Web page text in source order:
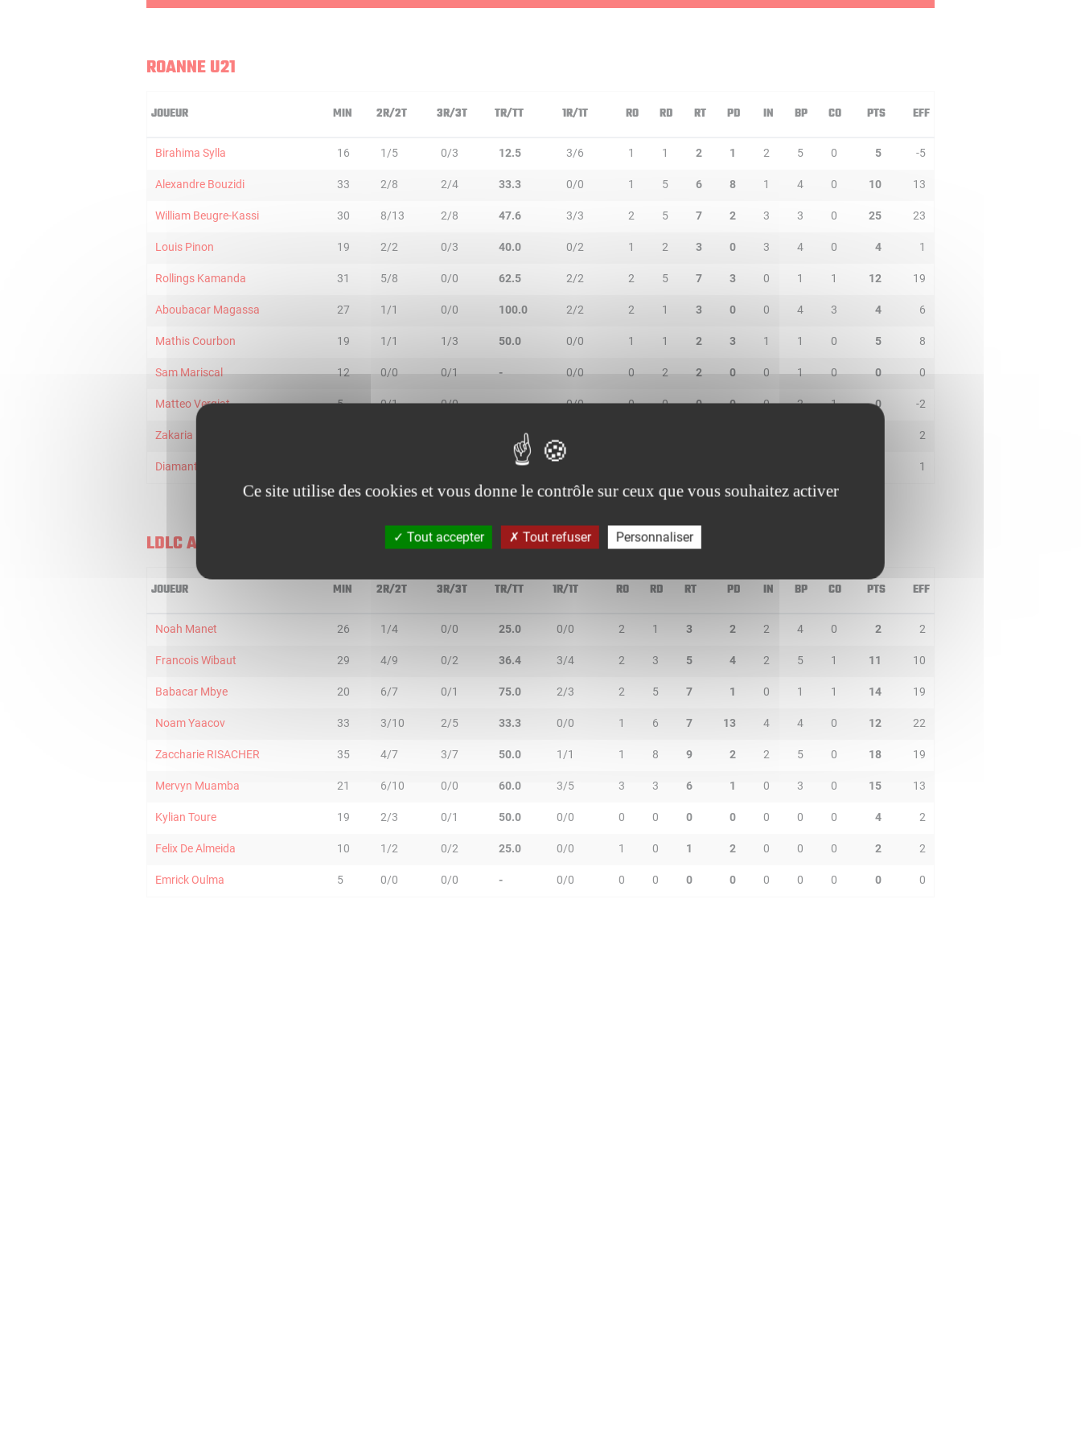
ROANNE U21
JOUEUR MIN 2R/2T 3R/3T TR/TT 1R/1T RO RD RT PD IN BP CO PTS EFF
Birahima Sylla 16 1/5 0/3 12.5 3/6 1 1 2 1 2 5 0 5 -5
Alexandre Bouzidi 33 2/8 2/4 33.3 0/0 1 5 6 8 1 4 0 10 13
William Beugre-Kassi 30 8/13 2/8 47.6 3/3 2 5 7 2 3 3 0 25 23
Louis Pinon 19 2/2 0/3 40.0 0/2 1 2 3 0 3 4 0 4 1
Rollings Kamanda 31 5/8 0/0 62.5 2/2 2 5 7 3 0 1 1 12 19
Aboubacar Magassa 27 1/1 0/0 100.0 2/2 2 1 3 0 0 4 3 4 6
Mathis Courbon 19 1/1 1/3 50.0 0/0 1 1 2 3 1 1 0 5 8
Sam Mariscal 12 0/0 0/1 - 0/0 0 2 2 0 0 1 0 0 0
Matteo Vergiat 5 0/1 0/0 - 0/0 0 0 0 0 0 2 1 0 -2
Zakaria Mechergui 2
Diamant Blazi 1
LDLC ASVEL U21
JOUEUR MIN 2R/2T 3R/3T TR/TT 1R/1T RO RD RT PD IN BP CO PTS EFF
Noah Manet 26 1/4 0/0 25.0 0/0 2 1 3 2 2 4 0 2 2
Francois Wibaut 29 4/9 0/2 36.4 3/4 2 3 5 4 2 5 1 11 10
Babacar Mbye 20 6/7 0/1 75.0 2/3 2 5 7 1 0 1 1 14 19
Noam Yaacov 33 3/10 2/5 33.3 0/0 1 6 7 13 4 4 0 12 22
Zaccharie RISACHER 35 4/7 3/7 50.0 1/1 1 8 9 2 2 5 0 18 19
Mervyn Muamba 21 6/10 0/0 60.0 3/5 3 3 6 1 0 3 0 15 13
Kylian Toure 19 2/3 0/1 50.0 0/0 0 0 0 0 0 0 0 4 2
Felix De Almeida 10 1/2 0/2 25.0 0/0 1 0 1 2 0 0 0 2 2
Emrick Oulma 5 0/0 0/0 - 0/0 0 0 0 0 0 0 0 0 0
Ce site utilise des cookies et vous donne le contrôle sur ceux que vous souhaitez activer
Tout accepter Tout refuser Personnaliser